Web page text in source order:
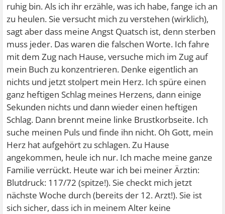
ruhig bin. Als ich ihr erzähle, was ich habe, fange ich an
zu heulen. Sie versucht mich zu verstehen (wirklich),
sagt aber dass meine Angst Quatsch ist, denn sterben
muss jeder. Das waren die falschen Worte. Ich fahre
mit dem Zug nach Hause, versuche mich im Zug auf
mein Buch zu konzentrieren. Denke eigentlich an
nichts und jetzt stolpert mein Herz. Ich spüre einen
ganz heftigen Schlag meines Herzens, dann einige
Sekunden nichts und dann wieder einen heftigen
Schlag. Dann brennt meine linke Brustkorbseite. Ich
suche meinen Puls und finde ihn nicht. Oh Gott, mein
Herz hat aufgehört zu schlagen. Zu Hause
angekommen, heule ich nur. Ich mache meine ganze
Familie verrückt. Heute war ich bei meiner Ärztin:
Blutdruck: 117/72 (spitze!). Sie checkt mich jetzt
nächste Woche durch (bereits der 12. Arzt!). Sie ist
sich sicher, dass ich in meinem Alter keine